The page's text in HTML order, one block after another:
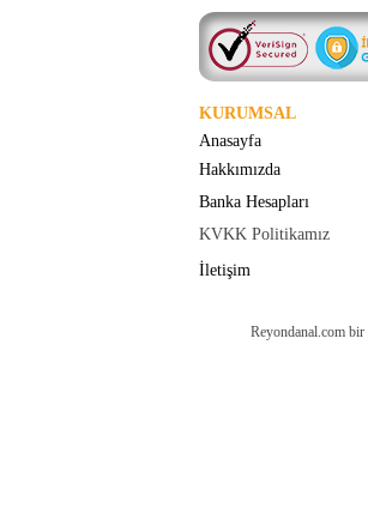
KURUMSAL
Anasayfa
Hakkımızda
Banka Hesapları
KVKK Politikamız
İletişim
Reyondanal.com bir